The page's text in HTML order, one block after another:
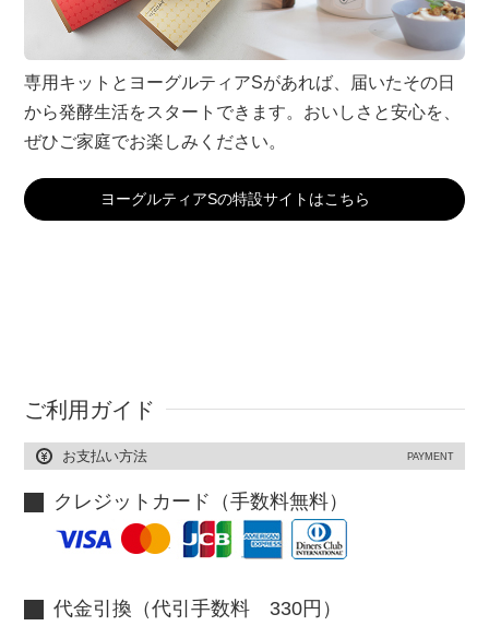
専用キットとヨーグルティアSがあれば、届いたその日
から発酵生活をスタートできます。おいしさと安心を、
ぜひご家庭でお楽しみください。
ヨーグルティアSの特設サイトはこちら
ご利用ガイド
お支払い方法 PAYMENT
クレジットカード（手数料無料）
代金引換（代引手数料 330円）